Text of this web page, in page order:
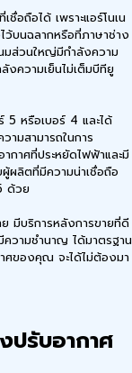
ชื่อถือได้ เพราะแอร์โนเน
บนฉลากหรือที่ภาษาช่าง
มส่วนใหญ่มีกำลังความ
ความเย็นไม่เต็มบีทียู
5 หรือเบอร์ 4 และได้
ามสามารถในการ
กาศที่ประหยัดไฟฟ้าและมี
ผลิตที่มีความน่าเชื่อถือ
ด้วย
มีบริการหลังการขายที่ดี
วามชำนาญ ได้มาตรฐาน
ศของคุณ จะได้ไม่ต้องมา
ปรับอากาศ